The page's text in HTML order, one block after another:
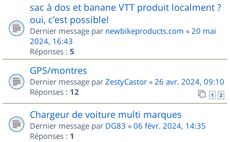
sac à dos et banane VTT produit localment ?
oui, c'est possible!
Dernier message par newbikeproducts.com « 20 mai
2024, 16:43
Réponses : 5
GPS/montres
Dernier message par ZestyCastor « 26 avr. 2024, 09:10
Réponses : 12 1 2
Chargeur de voiture multi marques
Dernier message par DG83 « 06 févr. 2024, 14:35
Réponses : 1